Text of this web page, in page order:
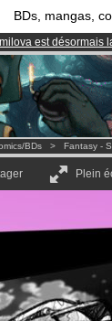
BDs, mangas,
est désormais
et 1208BDs &
à partir de
BDs > Fantasy -
Plein